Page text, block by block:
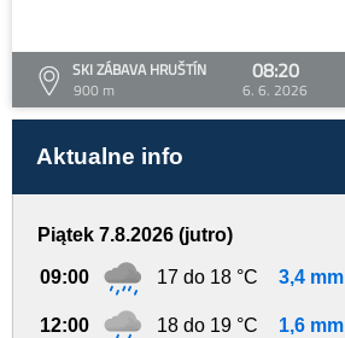
SKI ZÁBAVA HRUŠTÍN
900 m
08:20
6. 6. 2026
Aktualne info
Piątek 7.8.2026 (jutro)
09:00 17 do 18 °C 3,4 mm
12:00 18 do 19 °C 1,6 mm